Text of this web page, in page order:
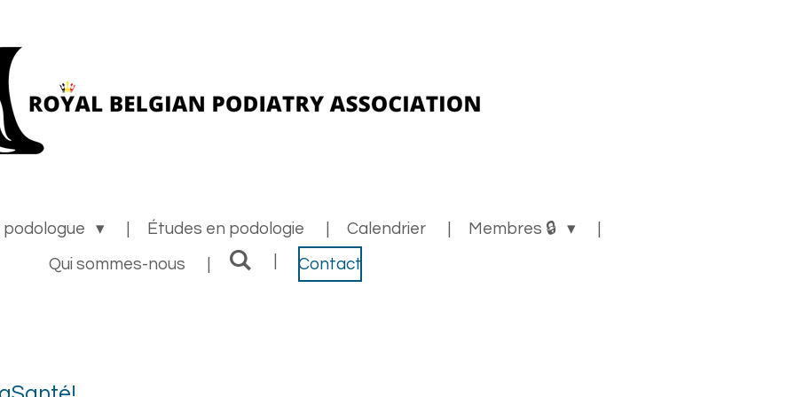
podologue Études en podologie Calendrier
Membres 🔒
Qui sommes-nous
Contact